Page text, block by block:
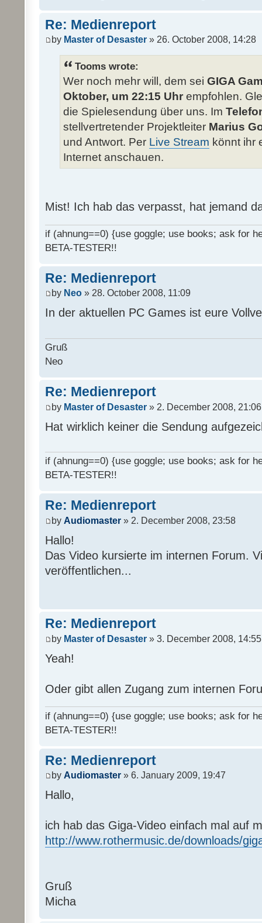
Re: Medienreport
by Master of Desaster » 26. October 2008, 14:28
Tooms wrote:
Wer noch mehr will, dem sei GIGA
Oktober, um 22:15 Uhr empfohlen.
die Spielesendung über uns. Im
stellvertretender Projektleiter Marius
und Antwort. Per Live Stream könnt ihr
Internet anschauen.
Mist! Ich hab das verpasst, hat jemand
if (ahnung==0) {use goggle; use books; ask for
BETA-TESTER!!
Re: Medienreport
by Neo » 28. October 2008, 11:09
In der aktuellen PC Games ist eure
Gruß
Neo
Re: Medienreport
by Master of Desaster » 2. December 2008, 21:06
Hat wirklich keiner die Sendung
if (ahnung==0) {use goggle; use books; ask for
BETA-TESTER!!
Re: Medienreport
by Audiomaster » 2. December 2008, 23:58
Hallo!
Das Video kursierte im internen Forum.
veröffentlichen...
Re: Medienreport
by Master of Desaster » 3. December 2008, 14:55
Yeah!
Oder gibt allen Zugang zum internen
if (ahnung==0) {use goggle; use books; ask for
BETA-TESTER!!
Re: Medienreport
by Audiomaster » 6. January 2009, 19:47
Hallo,
ich hab das Giga-Video einfach mal auf
http://www.rothermusic.de/downloads/
Gruß
Micha